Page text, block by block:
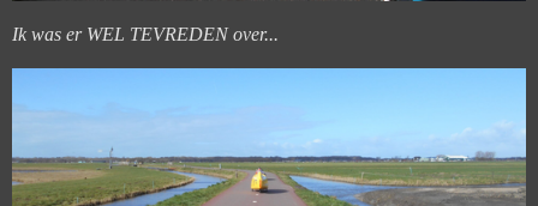
Ik was er WEL TEVREDEN over...